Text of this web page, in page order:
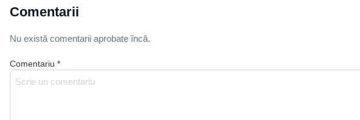
Comentarii
Nu există comentarii aprobate încă.
Comentariu *